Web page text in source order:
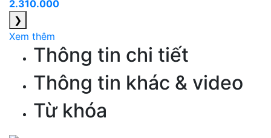
2.310.000
❯
Xem thêm
Thông tin chi tiết
Thông tin khác & video
Từ khóa